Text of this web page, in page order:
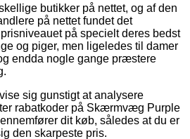
butikker på nettet, og af den
på nettet fundet det
på specielt deres bedst
og piger, men ligeledes til damer
endda nogle gange præstere
sig gunstigt at analysere
rabatkoder på Skærmvæg Purple
dit køb, således at du er
den skarpeste pris.